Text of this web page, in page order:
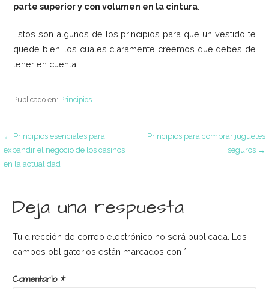
parte superior y con volumen en la cintura
Estos son algunos de los principios para que un vestido te
quede bien, los cuales claramente creemos que debes de
tener en cuenta.
Publicado en: Principios
Navegación
entradas
← Principios esenciales para
expandir el negocio de los casinos
en la actualidad
Principios para comprar juguetes
seguros →
Deja una respuesta
Tu dirección de correo electrónico no será publicada. Los
campos obligatorios están marcados con *
Comentario *